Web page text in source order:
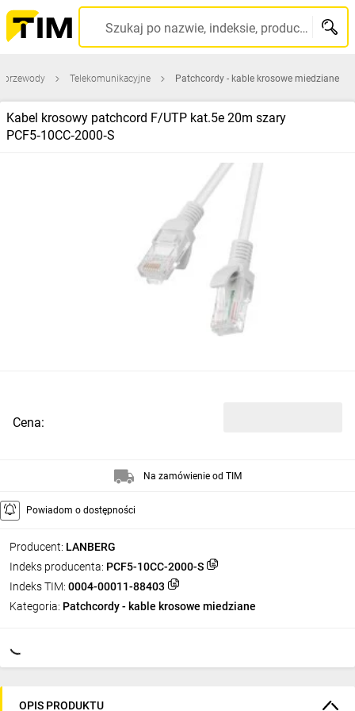
Szukaj po nazwie, indeksie, producencie, kodzie kreskowym...
przewody Telekomunikacyjne Patchcordy - kable krosowe miedziane
Kabel krosowy patchcord F/UTP kat.5e 20m szary
PCF5‑10CC‑2000‑S
Producent: LANBERG
Indeks producenta: PCF5-10CC-2000-S
Indeks TIM: 0004-00011-88403
Kategoria: Patchcordy - kable krosowe miedziane
Cena:
Na zamówienie od TIM
Powiadom o dostępności
OPIS PRODUKTU